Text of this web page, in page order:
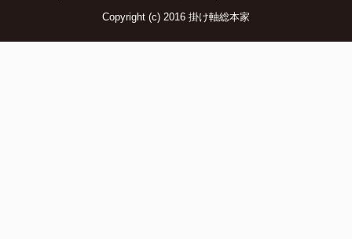
Copyright (c) 2016 掛け軸総本家